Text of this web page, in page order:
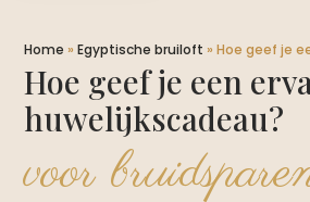
Home »Egyptische bruiloft »Hoe geef je
Hoe geef je een
huwelijkscadeau?
voor